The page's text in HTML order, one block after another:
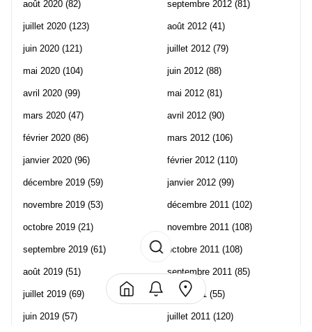
août 2020 (82)
juillet 2020 (123)
juin 2020 (121)
mai 2020 (104)
avril 2020 (99)
mars 2020 (47)
février 2020 (86)
janvier 2020 (96)
décembre 2019 (59)
novembre 2019 (53)
octobre 2019 (21)
septembre 2019 (61)
août 2019 (51)
juillet 2019 (69)
juin 2019 (57)
septembre 2012 (81)
août 2012 (41)
juillet 2012 (79)
juin 2012 (88)
mai 2012 (81)
avril 2012 (90)
mars 2012 (106)
février 2012 (110)
janvier 2012 (99)
décembre 2011 (102)
novembre 2011 (108)
octobre 2011 (108)
septembre 2011 (85)
août 2011 (55)
juillet 2011 (120)